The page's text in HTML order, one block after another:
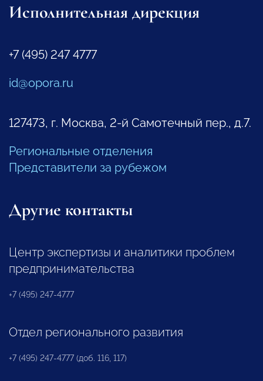
Исполнительная дирекция
+7 (495) 247 4777
id@opora.ru
127473, г. Москва, 2-й Самотечный пер., д.7.
Региональные отделения
Представители за рубежом
Другие контакты
Центр экспертизы и аналитики проблем
предпринимательства
+7 (495) 247-4777
Отдел регионального развития
+7 (495) 247-4777 (доб. 116, 117)